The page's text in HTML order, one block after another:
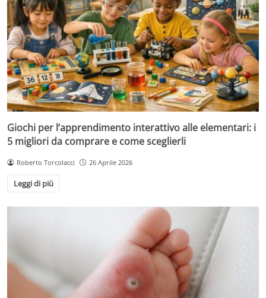
Giochi per l’apprendimento interattivo alle elementari: i
5 migliori da comprare e come sceglierli
Roberto Torcolacci 26 Aprile 2026
Leggi di più